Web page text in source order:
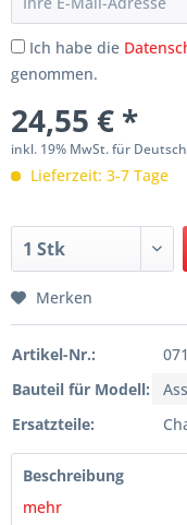
Ich habe die
genommen.
24,55 € *
inkl. 19% MwSt. für
Lieferzeit: 3-7 Tage
Merken
Artikel-Nr.:
Bauteil für Modell:
Ersatzteile:
Beschreibung
mehr